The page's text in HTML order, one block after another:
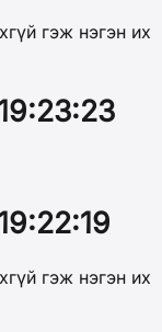
гэж нэгэн их
гэж нэгэн их